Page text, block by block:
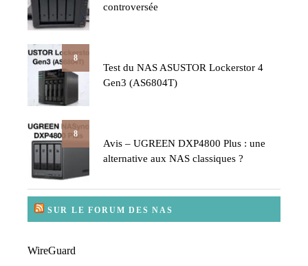
controversée
8
Test du NAS ASUSTOR Lockerstor 4
Gen3 (AS6804T)
8
Avis – UGREEN DXP4800 Plus : une
alternative aux NAS classiques ?
SUR LE FORUM DES NAS
WireGuard